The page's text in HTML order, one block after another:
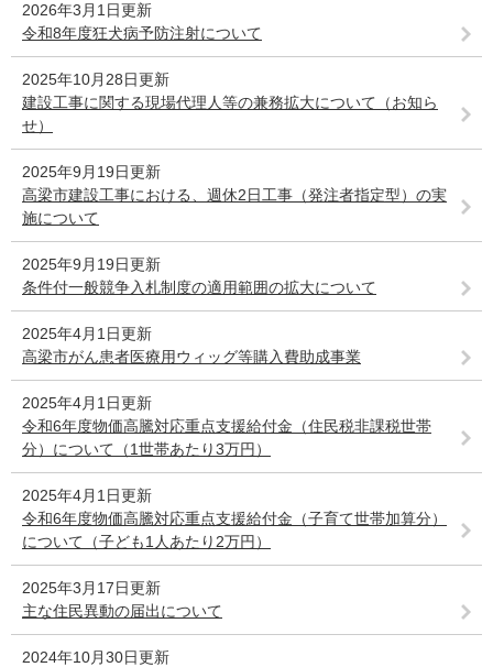
2026年3月1日更新
令和8年度狂犬病予防注射について
2025年10月28日更新
建設工事に関する現場代理人等の兼務拡大について（お知ら
せ）
2025年9月19日更新
高梁市建設工事における、週休2日工事（発注者指定型）の実
施について
2025年9月19日更新
条件付一般競争入札制度の適用範囲の拡大について
2025年4月1日更新
高梁市がん患者医療用ウィッグ等購入費助成事業
2025年4月1日更新
令和6年度物価高騰対応重点支援給付金（住民税非課税世帯
分）について（1世帯あたり3万円）
2025年4月1日更新
令和6年度物価高騰対応重点支援給付金（子育て世帯加算分）
について（子ども1人あたり2万円）
2025年3月17日更新
主な住民異動の届出について
2024年10月30日更新